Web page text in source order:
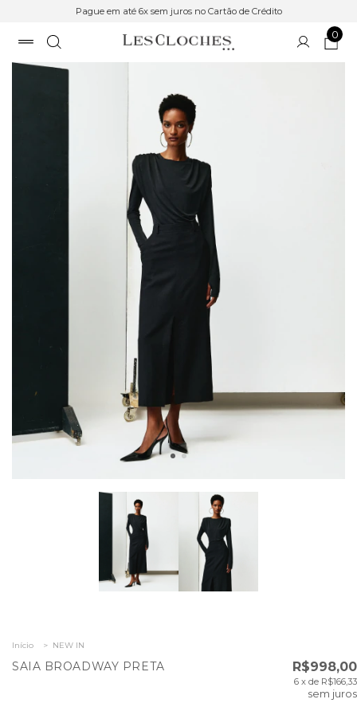
Pague em até 6x sem juros no Cartão de Crédito
0
Início > NEW IN
SAIA BROADWAY PRETA R$998,00
6 x de R$166,33
sem juros